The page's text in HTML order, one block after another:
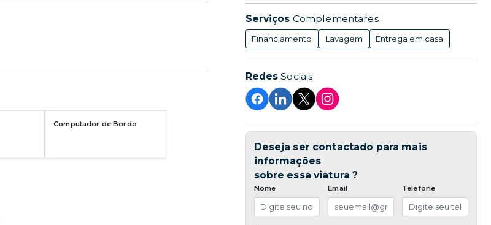
Computador de Bordo
Serviços Complementares
Financiamento Lavagem Entrega em casa
RedesSociais
Deseja ser contactado para mais
informações
sobre essa viatura ?
Nome Email Telefone